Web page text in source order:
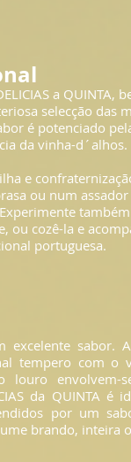
a QUINTA,
selecção das
é potenciado
da vinha-d´alhos.
e
ou num
ou cozê-la e
portuguesa.
sabor.
tempero com o
envolvem-
da QUINTA é
por um
brando, inteira